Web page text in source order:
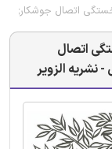
اتصال جوشکاری
اتصال
الزویر